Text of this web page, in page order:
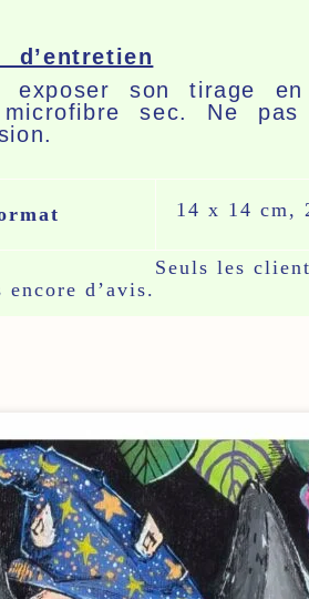
d’entretien
exposer son tirage
sec. Ne
14 x 14 cm,
encore d’avis.
Seuls les
CRÉATIONS
FANTASTIQUES
Chaque pièce est